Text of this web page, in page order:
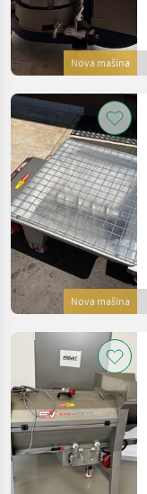
Nova mašina
Nova mašina